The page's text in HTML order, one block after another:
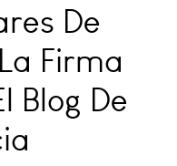
De
Firma
Blog De